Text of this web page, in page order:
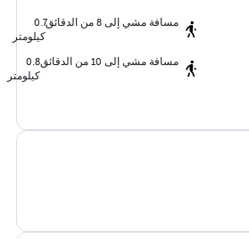
مسافة مشي إلى 8 من الدقائق
0.7
كيلومتر
مسافة مشي إلى 10 من الدقائق
0.8
كيلومتر